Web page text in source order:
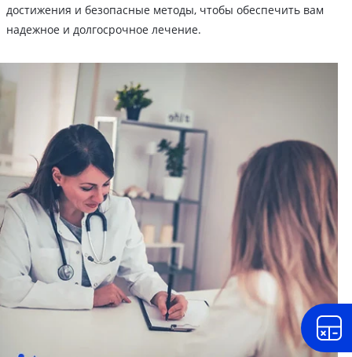
достижения и безопасные методы, чтобы обеспечить вам
надежное и долгосрочное лечение.